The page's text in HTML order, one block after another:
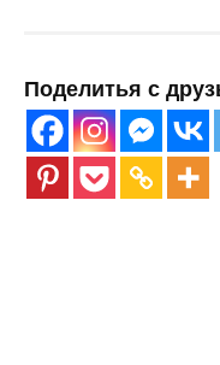
Поделитья с